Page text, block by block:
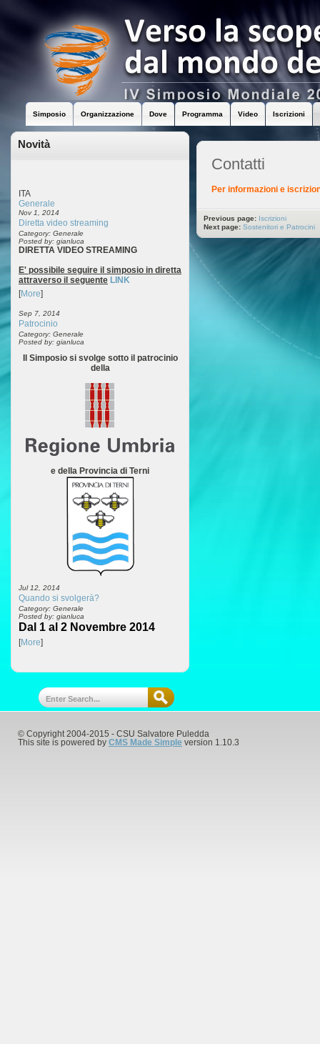
Simposio Organizzazione Dove Programma Video Iscrizioni
Novità
ITA
Generale
Nov 1, 2014
Diretta video streaming
Category: Generale
Posted by: gianluca
DIRETTA VIDEO STREAMING
E' possibile seguire il simposio in diretta
attraverso il seguente LINK
[More]
Sep 7, 2014
Patrocinio
Category: Generale
Posted by: gianluca
Il Simposio si svolge sotto il patrocinio
della
e della Provincia di Terni
Jul 12, 2014
Quando si svolgerà?
Category: Generale
Posted by: gianluca
Dal 1 al 2 Novembre 2014
[More]
Contatti
Per informazioni e
Previous page: Iscrizioni
Next page: Sostenitori e Patrocini
© Copyright 2004-2015 - CSU Salvatore Puledda
This site is powered by CMS Made Simple version 1.10.3